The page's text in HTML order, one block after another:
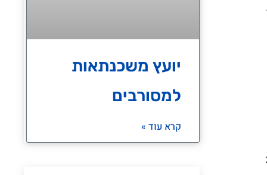
ההחזר ל-25
יועץ משכנתאות
למסורבים
קרא עוד »